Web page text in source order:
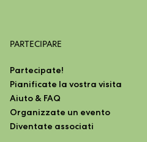
PARTECIPARE
Partecipate!
Pianificate la vostra visita
Aiuto & FAQ
Organizzate un evento
Diventate associati